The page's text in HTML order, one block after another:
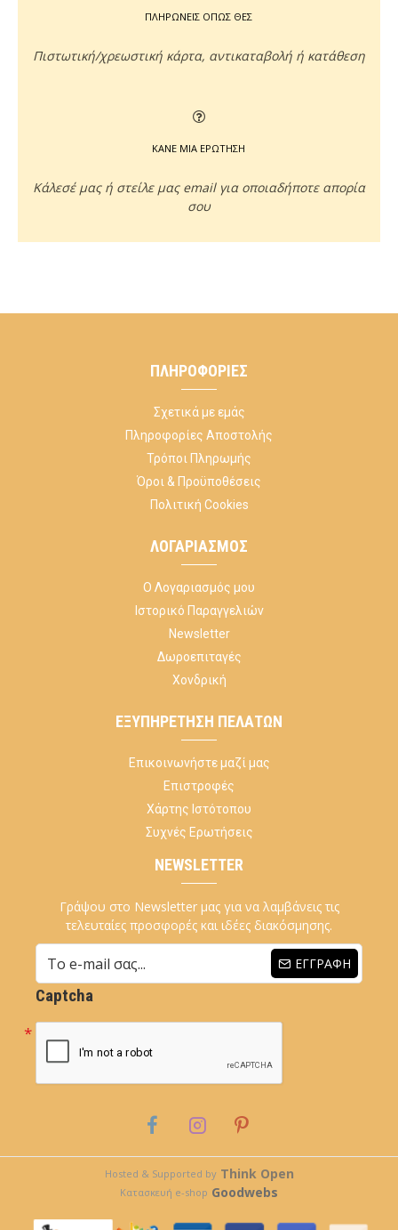
ΠΛΗΡΩΝΕΙΣ ΟΠΩΣ ΘΕΣ
Πιστωτική/χρεωστική κάρτα, αντικαταβολή ή κατάθεση
ΚΑΝΕ ΜΙΑ ΕΡΩΤΗΣΗ
Κάλεσέ μας ή στείλε μας email για οποιαδήποτε απορία
σου
ΠΛΗΡΟΦΟΡΊΕΣ
Σχετικά με εμάς
Πληροφορίες Αποστολής
Τρόποι Πληρωμής
Όροι & Προϋποθέσεις
Πολιτική Cookies
ΛΟΓΑΡΙΑΣΜΌΣ
Ο Λογαριασμός μου
Ιστορικό Παραγγελιών
Newsletter
Δωροεπιταγές
Χονδρική
ΕΞΥΠΗΡΈΤΗΣΗ ΠΕΛΑΤΏΝ
Επικοινωνήστε μαζί μας
Επιστροφές
Χάρτης Ιστότοπου
Συχνές Ερωτήσεις
NEWSLETTER
Γράψου στο Newsletter μας για να λαμβάνεις τις
τελευταίες προσφορές και ιδέες διακόσμησης.
ΕΓΓΡΑΦΉ
Captcha
Hosted & Supported by Think Open
Κατασκευή e-shop Goodwebs